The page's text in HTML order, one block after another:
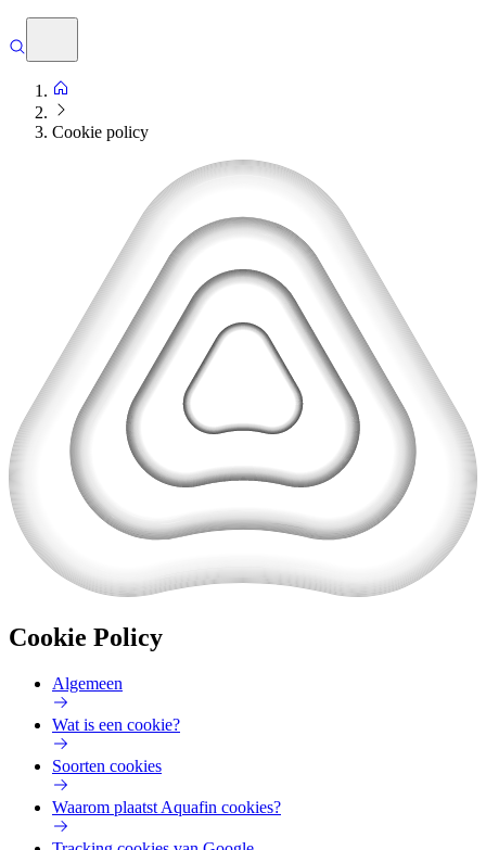
Cookie policy
Cookie Policy
Algemeen
Wat is een cookie?
Soorten cookies
Waarom plaatst Aquafin cookies?